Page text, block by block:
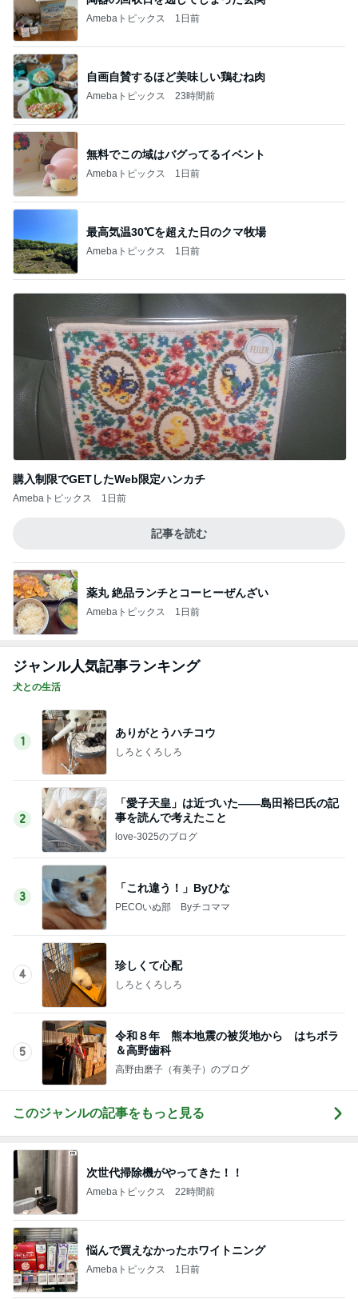
Amebaトピックス 1日前
自画自賛するほど美味しい鶏むね肉
Amebaトピックス 23時間前
無料でこの域はバグってるイベント
Amebaトピックス 1日前
最高気温30℃を超えた日のクマ牧場
Amebaトピックス 1日前
購入制限でGETしたWeb限定ハンカチ
Amebaトピックス 1日前
記事を読む
薬丸 絶品ランチとコーヒーぜんざい
Amebaトピックス 1日前
ジャンル人気記事ランキング
犬との生活
1
ありがとうハチコウ
しろとくろしろ
2
「愛子天皇」は近づいた――島田裕巳氏の記
事を読んで考えたこと
love-3025のブログ
3
「これ違う！」Byひな
PECOいぬ部 Byチコママ
4
珍しくて心配
しろとくろしろ
5
令和８年 熊本地震の被災地から はちボラ
＆高野歯科
高野由磨子（有美子）のブログ
このジャンルの記事をもっと見る
次世代掃除機がやってきた！！
Amebaトピックス 22時間前
悩んで買えなかったホワイトニング
Amebaトピックス 1日前